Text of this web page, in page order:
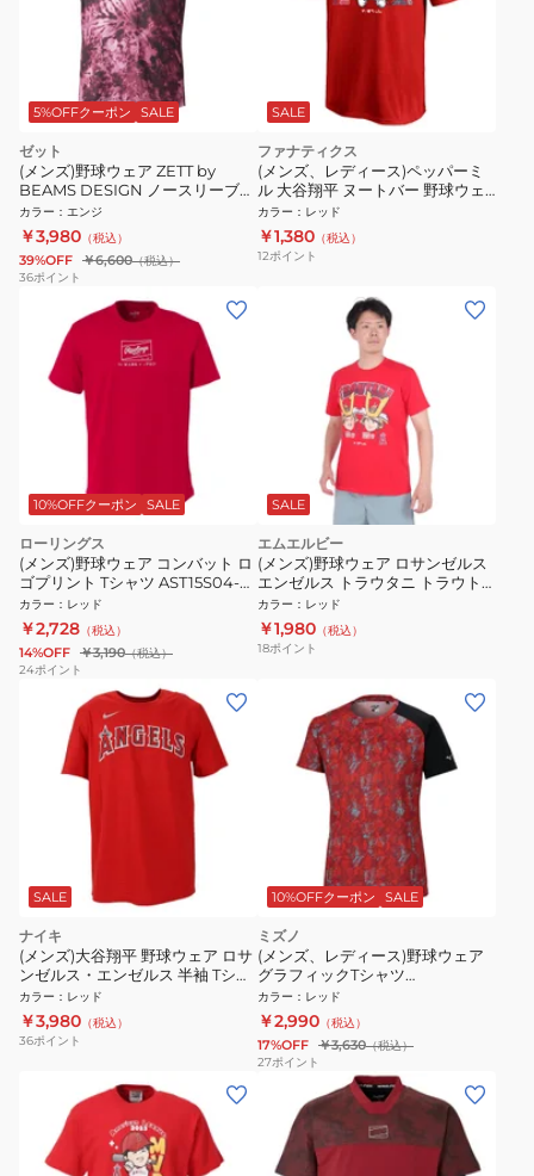
5%OFFクーポン SALE
ゼット
(メンズ)野球ウェア ZETT by
BEAMS DESIGN ノースリーブシ
ャツ BOT77302-6800
カラー ： エンジ
￥3,980 （税込）
39%OFF ￥6,600（税込）
36ポイント
SALE
ファナティクス
(メンズ、レディース)ペッパーミ
ル 大谷翔平 ヌートバー 野球ウェ
ア 半袖 Tシャツ ML01-23SS-
0022-RED
カラー ： レッド
￥1,380 （税込）
12ポイント
10%OFFクーポン SALE
ローリングス
(メンズ)野球ウェア コンバット ロ
ゴプリント Tシャツ AST15S04-
RD
カラー ： レッド
￥2,728 （税込）
14%OFF ￥3,190（税込）
24ポイント
SALE
エムエルビー
(メンズ)野球ウェア ロサンゼルス
エンゼルス トラウタニ トラウト×
大谷 半袖Tシャツ ML01-23SS-
0042-RED
カラー ： レッド
￥1,980 （税込）
18ポイント
SALE
ナイキ
(メンズ)大谷翔平 野球ウェア ロサ
ンゼルス・エンゼルス 半袖 Tシャ
ツ N199-62Q-ANG-M3X
カラー ： レッド
￥3,980 （税込）
36ポイント
10%OFFクーポン SALE
ミズノ
(メンズ、レディース)野球ウェア
グラフィックTシャツ
12JACT5762
カラー ： レッド
￥2,990 （税込）
17%OFF ￥3,630（税込）
27ポイント